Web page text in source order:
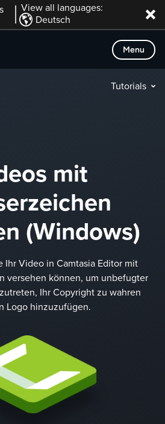
View all languages:
Deutsch
Menu
Tutorials
mit
(Windows)
Ihr Video in Camtasia Editor mit
versehen können, um unbefugter
Ihr Copyright zu wahren
Logo hinzuzufügen.